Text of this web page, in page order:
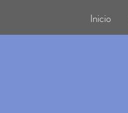
Inicio